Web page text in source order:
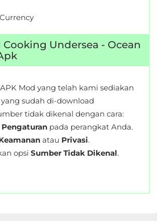
Cooking Undersea - Ocean
Mod yang telah kami sediakan
sudah di-download
tidak dikenal dengan cara:
Pengaturan pada perangkat Anda.
atau Privasi.
opsi Sumber Tidak Dikenal.